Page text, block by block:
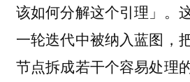
该如何分解这个引理」。
一轮迭代中被纳入蓝图，
节点拆成若干个容易处理